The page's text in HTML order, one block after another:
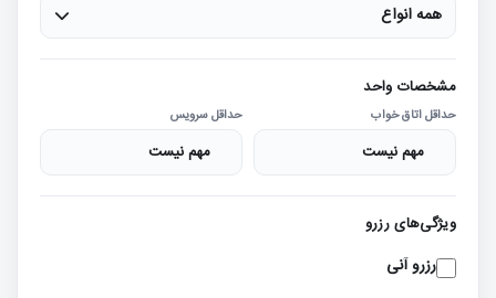
همه انواع
مشخصات واحد
حداقل اتاق خواب حداقل سرویس
ویژگی‌های رزرو
رزرو آنی